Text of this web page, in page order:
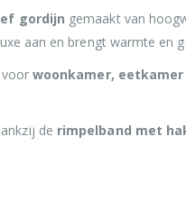
gordijn gemaakt van
aan en brengt warmte en
woonkamer,
de rimpelband met